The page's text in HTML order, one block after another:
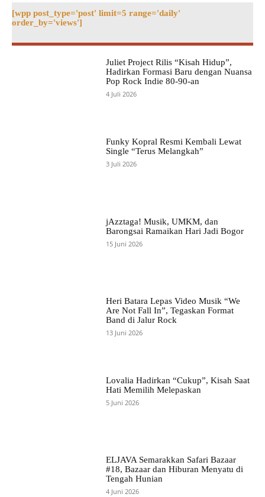
[wpp post_type='post' limit=5 range='daily'
order_by='views']
Juliet Project Rilis “Kisah Hidup”,
Hadirkan Formasi Baru dengan Nuansa
Pop Rock Indie 80-90-an
4 Juli 2026
Funky Kopral Resmi Kembali Lewat
Single “Terus Melangkah”
3 Juli 2026
jAzztaga! Musik, UMKM, dan
Barongsai Ramaikan Hari Jadi Bogor
15 Juni 2026
Heri Batara Lepas Video Musik “We
Are Not Fall In”, Tegaskan Format
Band di Jalur Rock
13 Juni 2026
Lovalia Hadirkan “Cukup”, Kisah Saat
Hati Memilih Melepaskan
5 Juni 2026
ELJAVA Semarakkan Safari Bazaar
#18, Bazaar dan Hiburan Menyatu di
Tengah Hunian
4 Juni 2026